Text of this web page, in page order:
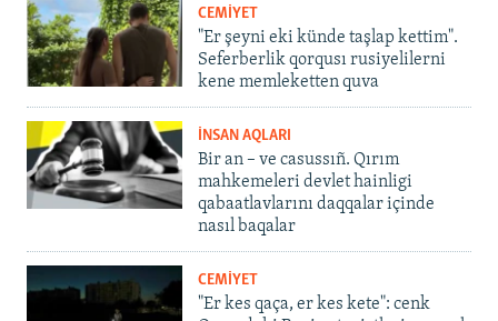
CEMİYET
"Er şeyni eki künde taşlap kettim".
Seferberlik qorqusı rusiyelilerni
kene memleketten quva
İNSAN AQLARI
Bir an – ve casussıñ. Qırım
mahkemeleri devlet hainligi
qabaatlavlarını daqqalar içinde
nasıl baqalar
CEMİYET
"Er kes qaça, er kes kete": cenk